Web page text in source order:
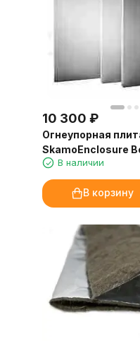
10 300 ₽
Огнеупорная
SkamoEnclosure
1220х1000х30 мм
225)
В наличии
В корзину